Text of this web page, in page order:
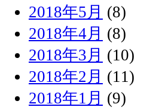
2018年5月 (8)
2018年4月 (8)
2018年3月 (10)
2018年2月 (11)
2018年1月 (9)